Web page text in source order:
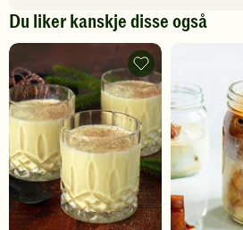
per porsjon
Navn på
antall
Energi
Fett
Protein
Karbohydrater
Du liker kanskje disse også
Eggnog
-
legg
favoritter